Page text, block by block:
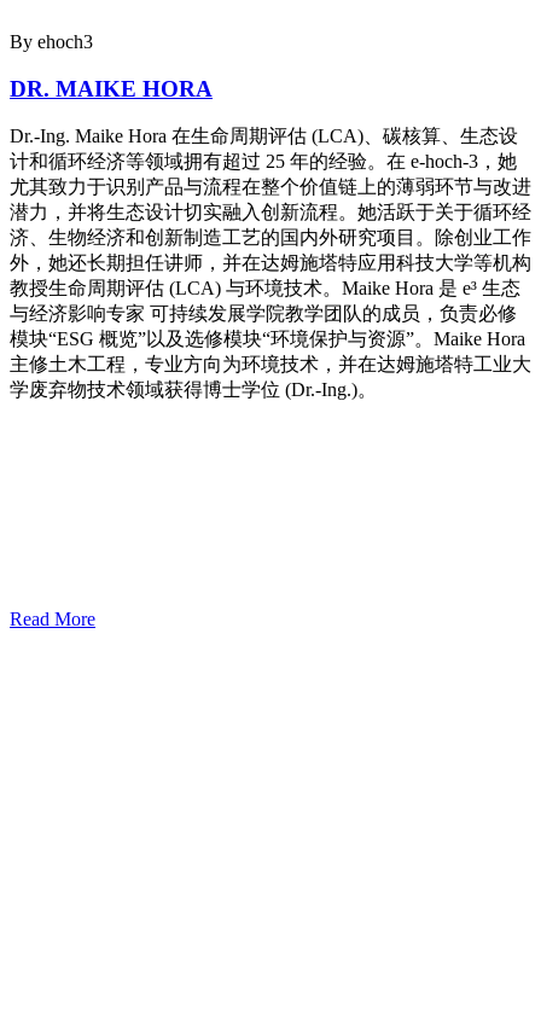
By ehoch3
DR. MAIKE HORA
Dr.-Ing. Maike Hora 在生命周期评估 (LCA)、碳核算、生态设
计和循环经济等领域拥有超过 25 年的经验。在 e-hoch-3，她
尤其致力于识别产品与流程在整个价值链上的薄弱环节与改进
潜力，并将生态设计切实融入创新流程。她活跃于关于循环经
济、生物经济和创新制造工艺的国内外研究项目。除创业工作
外，她还长期担任讲师，并在达姆施塔特应用科技大学等机构
教授生命周期评估 (LCA) 与环境技术。Maike Hora 是 e³ 生态
与经济影响专家 可持续发展学院教学团队的成员，负责必修
模块“ESG 概览”以及选修模块“环境保护与资源”。Maike Hora
主修土木工程，专业方向为环境技术，并在达姆施塔特工业大
学废弃物技术领域获得博士学位 (Dr.-Ing.)。
Read More